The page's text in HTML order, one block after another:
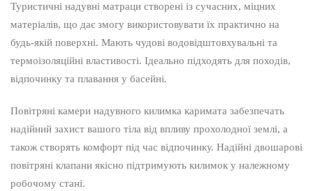
ціна:
780 ₴.
Туристичні надувні матраци створені із сучасних, міцних
матеріалів, що дає змогу використовувати їх практично на
будь-якій поверхні. Мають чудові водовідштовхувальні та
термоізоляційні властивості. Ідеально підходять для походів,
відпочинку та плавання у басейні.
Повітряні камери надувного килимка каримата забезпечать
надійний захист вашого тіла від впливу прохолодної землі, а
також створять комфорт під час відпочинку. Надійні двошарові
повітряні клапани якісно підтримують килимок у належному
робочому стані.